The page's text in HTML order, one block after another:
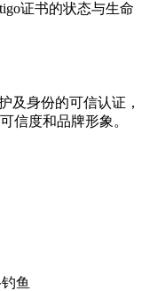
证书的状态与生命
及身份的可信认证，
信度和品牌形象。
鱼